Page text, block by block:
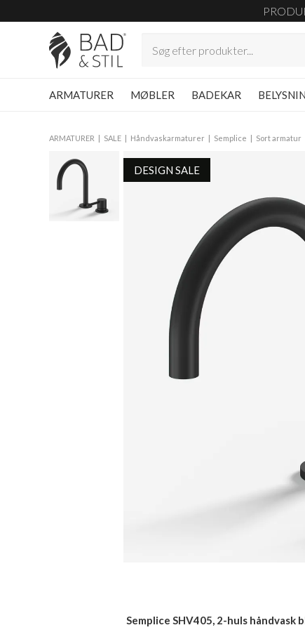
ARMATURER MØBLER BADEKAR
ARMATURER SALE Håndvaskarmaturer Semplice Sort armatur
DESIGN SALE
Semplice SHV405, 2-huls